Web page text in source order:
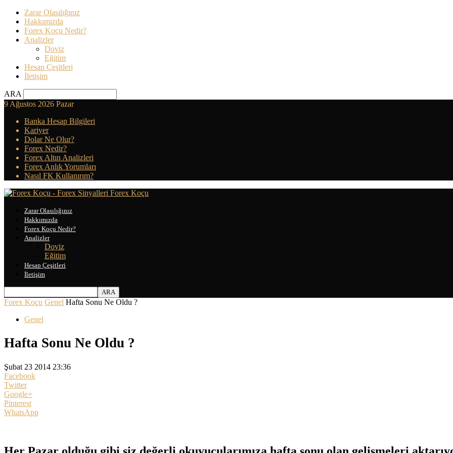
Zarar Olasılığınız
Hakkımızda
Forex Koçu Nedir?
Analizler
Doviz
Eğitim
Hesap Çeşitleri
İletişim
ARA
9 Ağustos 2026 Pazar
Banka Hesap Bilgileri
Kariyer
Dolar Ne Olur?
Forex Nedir?
Forex Altın Analizleri
Forex Anlık Yorumları
Nasıl FK Kullanırım?
Forex Koçu
Zarar Olasılığınız
Hakkımızda
Forex Koçu Nedir?
Analizler
Doviz
Eğitim
Hesap Çeşitleri
İletişim
Forex Koçu Genel Hafta Sonu Ne Oldu ?
Genel
Hafta Sonu Ne Oldu ?
Şubat 23 2014 23:36
Facebook
Twitter
Google+
Pinterest
WhatsApp